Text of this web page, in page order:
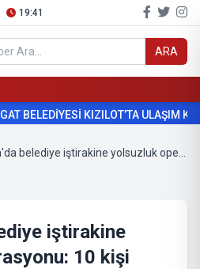
19:41
ARA
BELEDİYESİ KIZILOT’TA ULAŞIM
iştirakine
10 kişi